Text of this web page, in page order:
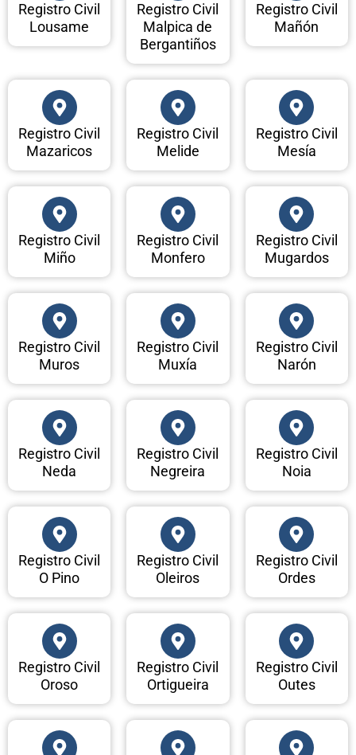
Registro Civil
Lousame
Registro Civil
Malpica de
Bergantiños
Registro Civil
Mañón
Registro Civil
Mazaricos
Registro Civil
Melide
Registro Civil
Mesía
Registro Civil
Miño
Registro Civil
Monfero
Registro Civil
Mugardos
Registro Civil
Muros
Registro Civil
Muxía
Registro Civil
Narón
Registro Civil
Neda
Registro Civil
Negreira
Registro Civil
Noia
Registro Civil
O Pino
Registro Civil
Oleiros
Registro Civil
Ordes
Registro Civil
Oroso
Registro Civil
Ortigueira
Registro Civil
Outes